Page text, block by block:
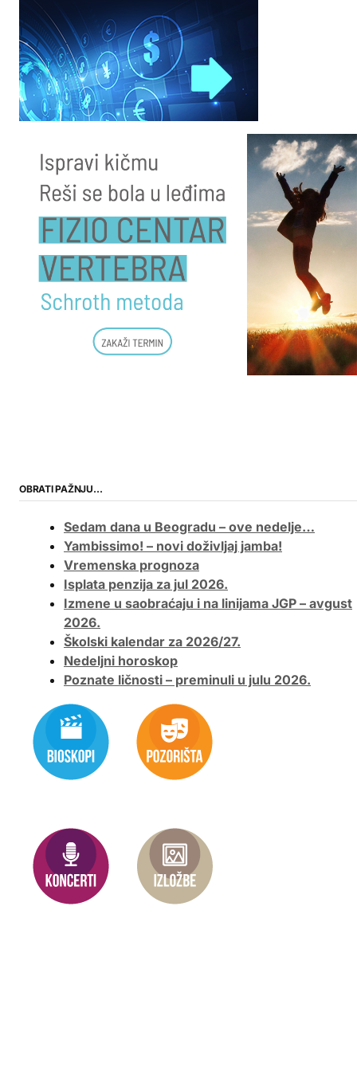
OBRATI PAŽNJU…
Sedam dana u Beogradu – ove nedelje…
Yambissimo! – novi doživljaj jamba!
Vremenska prognoza
Isplata penzija za jul 2026.
Izmene u saobraćaju i na linijama JGP – avgust
2026.
Školski kalendar za 2026/27.
Nedeljni horoskop
Poznate ličnosti – preminuli u julu 2026.